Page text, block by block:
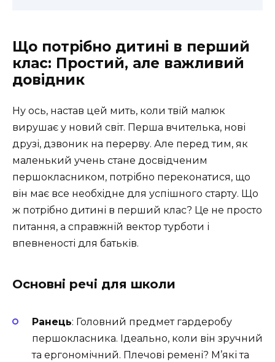
Що потрібно дитині в перший
клас: Простий, але важливий
довідник
Ну ось, настав цей мить, коли твій малюк
вирушає у новий світ. Перша вчителька, нові
друзі, дзвоник на перерву. Але перед тим, як
маленький учень стане досвідченим
першокласником, потрібно переконатися, що
він має все необхідне для успішного старту. Що
ж потрібно дитині в перший клас? Це не просто
питання, а справжній вектор турботи і
впевненості для батьків.
Основні речі для школи
Ранець: Головний предмет гардеробу
першокласника. Ідеально, коли він зручний
та ергономічний. Плечові ремені? М’які та